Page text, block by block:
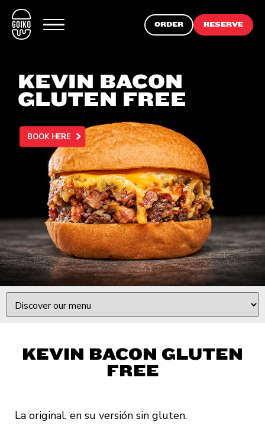
ORDER RESERVE
KEVIN BACON
GLUTEN FREE
BOOK HERE
KEVIN BACON GLUTEN
FREE
La original, en su versión sin gluten.